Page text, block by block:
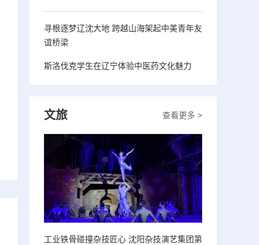
寻根逐梦辽沈大地 跨越山海架起中美青年友
谊桥梁
斯洛伐克学生在辽宁体验中医药文化魅力
查看更多 >
文旅
工业铁骨碰撞杂技匠心 沈阳杂技演艺集团第